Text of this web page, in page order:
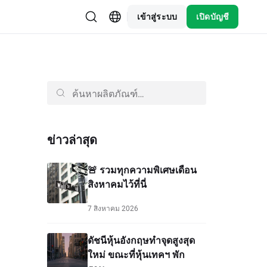
เข้าสู่ระบบ เปิดบัญชี
ข่าวล่าสุด
🚨 รวมทุกความพิเศษเดือน
สิงหาคมไว้ที่นี่
7 สิงหาคม 2026
ดัชนีหุ้นอังกฤษทำจุดสูงสุด
ใหม่ ขณะที่หุ้นเทคฯ พัก